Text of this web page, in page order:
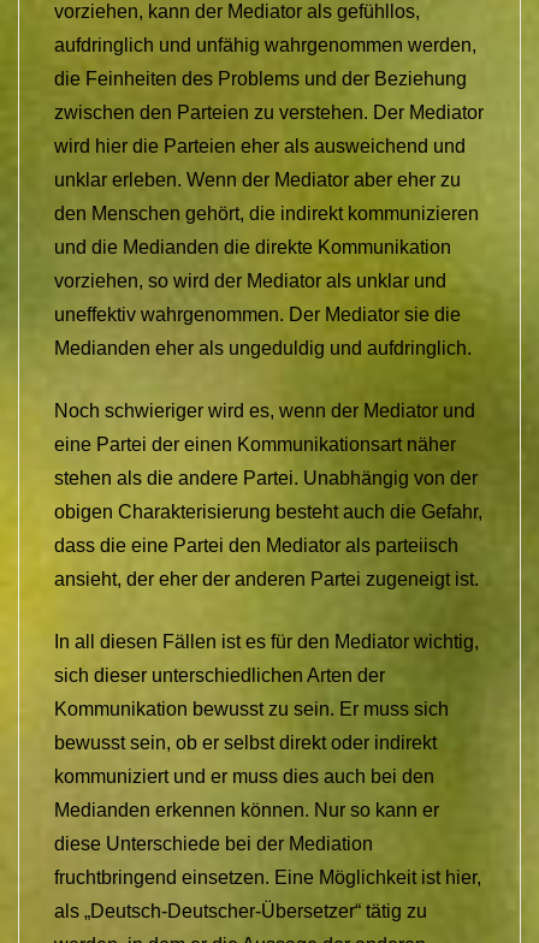
vorziehen, kann der Mediator als gefühllos,
aufdringlich und unfähig wahrgenommen werden,
die Feinheiten des Problems und der Beziehung
zwischen den Parteien zu verstehen. Der Mediator
wird hier die Parteien eher als ausweichend und
unklar erleben. Wenn der Mediator aber eher zu
den Menschen gehört, die indirekt kommunizieren
und die Medianden die direkte Kommunikation
vorziehen, so wird der Mediator als unklar und
uneffektiv wahrgenommen. Der Mediator sie die
Medianden eher als ungeduldig und aufdringlich.
Noch schwieriger wird es, wenn der Mediator und
eine Partei der einen Kommunikationsart näher
stehen als die andere Partei. Unabhängig von der
obigen Charakterisierung besteht auch die Gefahr,
dass die eine Partei den Mediator als parteiisch
ansieht, der eher der anderen Partei zugeneigt ist.
In all diesen Fällen ist es für den Mediator wichtig,
sich dieser unterschiedlichen Arten der
Kommunikation bewusst zu sein. Er muss sich
bewusst sein, ob er selbst direkt oder indirekt
kommuniziert und er muss dies auch bei den
Medianden erkennen können. Nur so kann er
diese Unterschiede bei der Mediation
fruchtbringend einsetzen. Eine Möglichkeit ist hier,
als „Deutsch-Deutscher-Übersetzer“ tätig zu